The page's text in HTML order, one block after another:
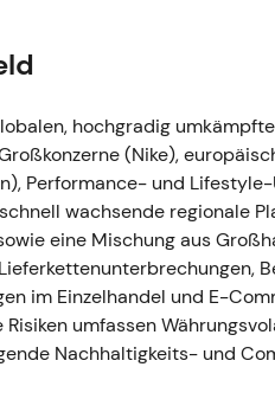
Partnerschaft zunächst
nach öffentlichen
25. Oktober 2022;
von rund
das Jahr 2023[4],[1],[2]. -
kommerziellen Kosten
Wachstumsgeschichte
erhebliche
mit panikartigen
nachgefragten Produktlinie
hochgradig
(Nike),
Performance- und
wachsende regionale
eine Mischung aus
im Einzelhandel und E-
umfassen
Nachhaltigkeits- und